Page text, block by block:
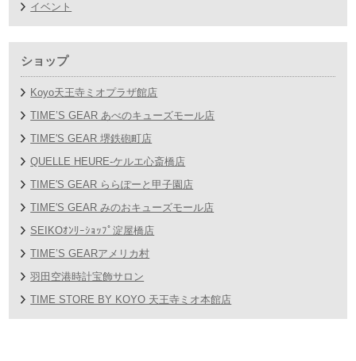
イベント
ショップ
Koyo天王寺ミオプラザ館店
TIME’S GEAR あべのキューズモール店
TIME'S GEAR 堺鉄砲町店
QUELLE HEURE-ケルエ心斎橋店
TIME'S GEAR ららぽーと甲子園店
TIME'S GEAR みのおキューズモール店
SEIKOｵﾝﾘｰｼｮｯﾌﾟ淀屋橋店
TIME’S GEARアメリカ村
羽田空港時計宝飾サロン
TIME STORE BY KOYO 天王寺ミオ本館店